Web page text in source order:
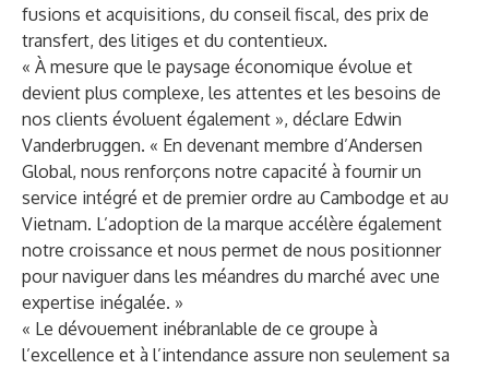
fusions et acquisitions, du conseil fiscal, des prix de
transfert, des litiges et du contentieux.
« À mesure que le paysage économique évolue et
devient plus complexe, les attentes et les besoins de
nos clients évoluent également », déclare Edwin
Vanderbruggen. « En devenant membre d’Andersen
Global, nous renforçons notre capacité à fournir un
service intégré et de premier ordre au Cambodge et au
Vietnam. L’adoption de la marque accélère également
notre croissance et nous permet de nous positionner
pour naviguer dans les méandres du marché avec une
expertise inégalée. »
« Le dévouement inébranlable de ce groupe à
l’excellence et à l’intendance assure non seulement sa